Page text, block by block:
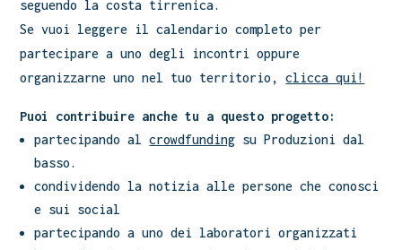
seguendo la costa tirrenica.
Se vuoi leggere il calendario completo per
partecipare a uno degli incontri oppure
organizzarne uno nel tuo territorio,clicca qui!
Puoi contribuire anche tu a questo progetto:
partecipando alcrowdfunding su Produzioni dal
basso.
condividendo la notizia alle persone che conosci
e sui social
partecipando a uno dei laboratori organizzati